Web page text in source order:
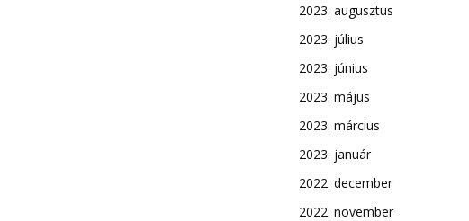
2023. augusztus
2023. július
2023. június
2023. május
2023. március
2023. január
2022. december
2022. november